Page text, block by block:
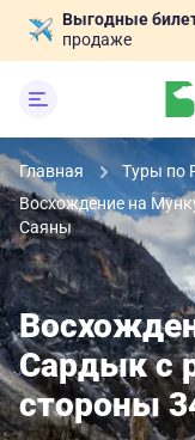
Выгодные
продаже
Главная Туры по
Восхождение на
Саяны
Сардык с
стороны